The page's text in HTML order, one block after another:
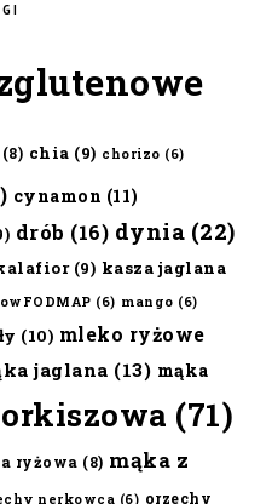
(8) chia (9) chorizo (6)
cynamon (11)
drób (16) dynia (22)
(9) kasza jaglana
(6) mango (6)
(10) mleko ryżowe
jaglana (13) mąka
(71)
ryżowa (8) mąka z
nerkowca (6) orzechy